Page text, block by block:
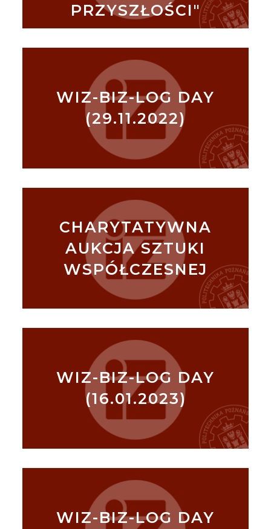
PRZYSZŁOŚCI"
WIZ-BIZ-LOG DAY
(29.11.2022)
CHARYTATYWNA
AUKCJA SZTUKI
WSPÓŁCZESNEJ
WIZ-BIZ-LOG DAY
(16.01.2023)
WIZ-BIZ-LOG DAY